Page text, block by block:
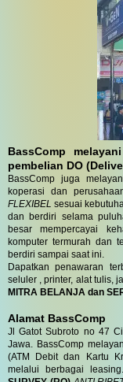
BassComp
pembelian DO
BassComp juga
koperasi dan
FLEXIBEL sesuai
dan berdiri selama
besar mempercayai
komputer termurah dan
berdiri sampai saat ini.
Dapatkan penawaran
seluler , printer, alat tulis,
MITRA BELANJA dan
Alamat BassComp
Jl Gatot Subroto no 47
Jawa. BassComp
(ATM Debit dan Kartu
melalui berbagai